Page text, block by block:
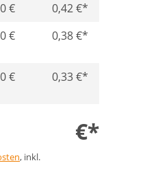
€
0,42 €*
€ 0,38 €*
€ 0,33 €*
€*
, inkl.